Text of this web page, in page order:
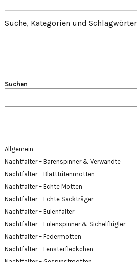
Suche, Kategorien und Schlagwörter
Suchen
Allgemein
Nachtfalter – Bärenspinner & Verwandte
Nachtfalter – Blatttütenmotten
Nachtfalter – Echte Motten
Nachtfalter – Echte Sackträger
Nachtfalter – Eulenfalter
Nachtfalter – Eulenspinner & Sichelflügler
Nachtfalter – Federmotten
Nachtfalter – Fensterfleckchen